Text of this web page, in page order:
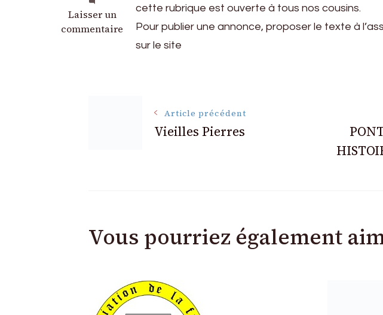
Laisser un
commentaire
sur
ENTRAIDE
cette rubrique est ouverte à tous nos cousins.
Pour publier une annonce, proposer le texte à
sur le site
Navigation
Article précédent
Vieilles Pierres
Vous pourriez également